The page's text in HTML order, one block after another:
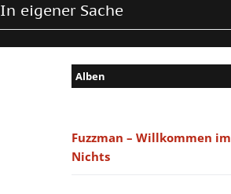
In eigener Sache
Alben
Fuzzman – Willkommen im
Nichts